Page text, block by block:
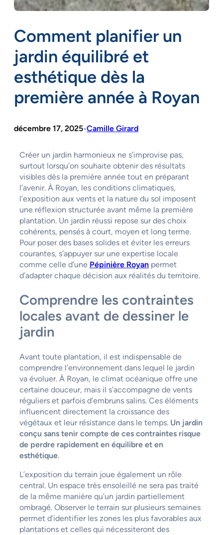
Comment planifier un
jardin équilibré et
esthétique dès la
première année à Royan
décembre 17, 2025•Camille Girard
Créer un jardin harmonieux ne s’improvise pas,
surtout lorsqu’on souhaite obtenir des résultats
visibles dès la première année tout en préparant
l’avenir. À Royan, les conditions climatiques,
l’exposition aux vents et la nature du sol imposent
une réflexion structurée avant même la première
plantation. Un jardin réussi repose sur des choix
cohérents, pensés à court, moyen et long terme.
Pour poser des bases solides et éviter les erreurs
courantes, s’appuyer sur une expertise locale
comme celle d’une Pépinière Royanpermet
d’adapter chaque décision aux réalités du territoire.
Comprendre les contraintes
locales avant de dessiner le
jardin
Avant toute plantation, il est indispensable de
comprendre l’environnement dans lequel le jardin
va évoluer. À Royan, le climat océanique offre une
certaine douceur, mais il s’accompagne de vents
réguliers et parfois d’embruns salins. Ces éléments
influencent directement la croissance des
végétaux et leur résistance dans le temps. Un jardin
conçu sans tenir compte de ces contraintes risque
de perdre rapidement en équilibre et en
esthétique.
L’exposition du terrain joue également un rôle
central. Un espace très ensoleillé ne sera pas traité
de la même manière qu’un jardin partiellement
ombragé. Observer le terrain sur plusieurs semaines
permet d’identifier les zones les plus favorables aux
plantations et celles qui nécessiteront des